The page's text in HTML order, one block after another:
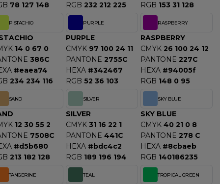
78 127 148
RGB 232 212 225
RGB 153 31 128
PISTACHIO
14 0 67 0
386C
#eaea74
234 234 116
PURPLE
PURPLE
CMYK 97 100 24 11
PANTONE 2755C
HEXA #342467
RGB 52 36 103
RASPBERRY
RASPBERRY
CMYK 26 100 24 12
PANTONE 227C
HEXA #94005f
RGB 148 0 95
SAND
12 30 55 2
7508C
#d5b680
213 182 128
SILVER
SILVER
CMYK 31 16 22 1
PANTONE 441C
HEXA #bdc4c2
RGB 189 196 194
SKY BLUE
SKY BLUE
CMYK 40 21 0 8
PANTONE 278 C
HEXA #8cbaeb
RGB 140186235
TANGERINE TEAL TROPICAL GREEN